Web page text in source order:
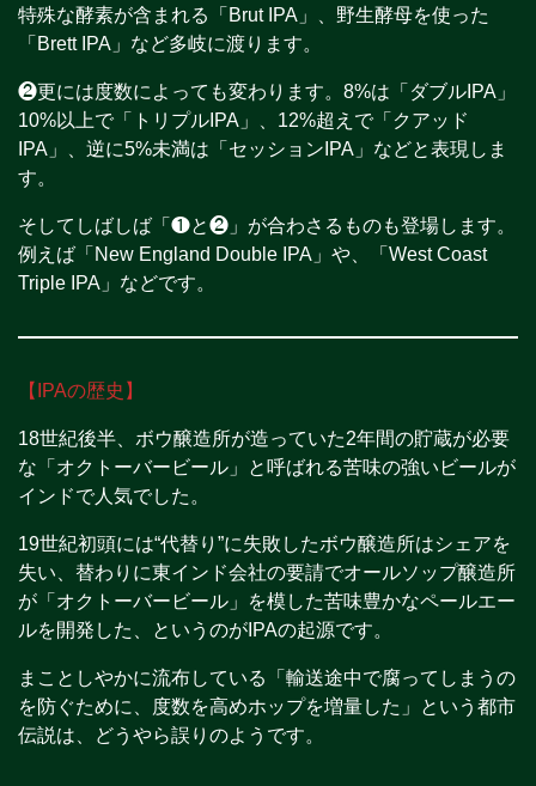
特殊な酵素が含まれる「Brut IPA」、野生酵母を使った
「Brett IPA」など多岐に渡ります。
❷更には度数によっても変わります。8%は「ダブルIPA」
10%以上で「トリプルIPA」、12%超えで「クアッド
IPA」、逆に5%未満は「セッションIPA」などと表現しま
す。
そしてしばしば「❶と❷」が合わさるものも登場します。
例えば「New England Double IPA」や、「West Coast
Triple IPA」などです。
【IPAの歴史】
18世紀後半、ボウ醸造所が造っていた2年間の貯蔵が必要
な「オクトーバービール」と呼ばれる苦味の強いビールが
インドで人気でした。
19世紀初頭には“代替り”に失敗したボウ醸造所はシェアを
失い、替わりに東インド会社の要請でオールソップ醸造所
が「オクトーバービール」を模した苦味豊かなペールエー
ルを開発した、というのがIPAの起源です。
まことしやかに流布している「輸送途中で腐ってしまうの
を防ぐために、度数を高めホップを増量した」という都市
伝説は、どうやら誤りのようです。